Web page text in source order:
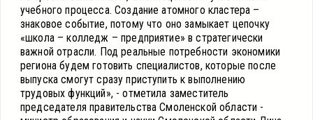
учебного процесса. Создание атомного кластера –
знаковое событие, потому что оно замыкает цепочку
«школа – колледж – предприятие» в стратегически
важной отрасли. Под реальные потребности экономики
региона будем готовить специалистов, которые после
выпуска смогут сразу приступить к выполнению
трудовых функций», - отметила заместитель
председателя правительства Смоленской области -